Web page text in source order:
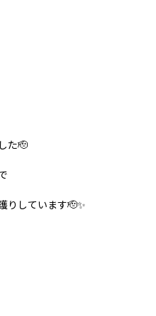
た🫡
りしています🫡✨